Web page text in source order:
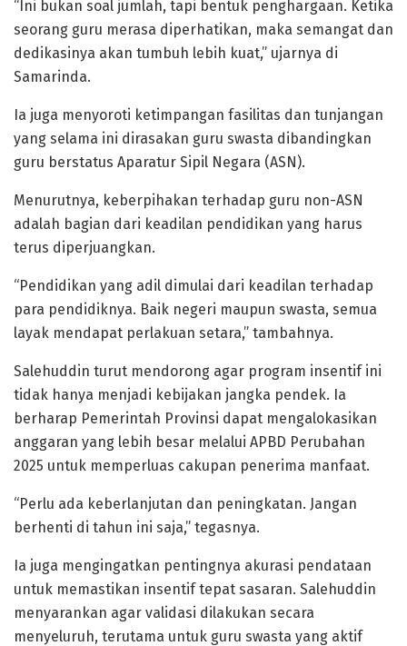
“Ini bukan soal jumlah, tapi bentuk penghargaan. Ketika
seorang guru merasa diperhatikan, maka semangat dan
dedikasinya akan tumbuh lebih kuat,” ujarnya di
Samarinda.
Ia juga menyoroti ketimpangan fasilitas dan tunjangan
yang selama ini dirasakan guru swasta dibandingkan
guru berstatus Aparatur Sipil Negara (ASN).
Menurutnya, keberpihakan terhadap guru non-ASN
adalah bagian dari keadilan pendidikan yang harus
terus diperjuangkan.
“Pendidikan yang adil dimulai dari keadilan terhadap
para pendidiknya. Baik negeri maupun swasta, semua
layak mendapat perlakuan setara,” tambahnya.
Salehuddin turut mendorong agar program insentif ini
tidak hanya menjadi kebijakan jangka pendek. Ia
berharap Pemerintah Provinsi dapat mengalokasikan
anggaran yang lebih besar melalui APBD Perubahan
2025 untuk memperluas cakupan penerima manfaat.
“Perlu ada keberlanjutan dan peningkatan. Jangan
berhenti di tahun ini saja,” tegasnya.
Ia juga mengingatkan pentingnya akurasi pendataan
untuk memastikan insentif tepat sasaran. Salehuddin
menyarankan agar validasi dilakukan secara
menyeluruh, terutama untuk guru swasta yang aktif